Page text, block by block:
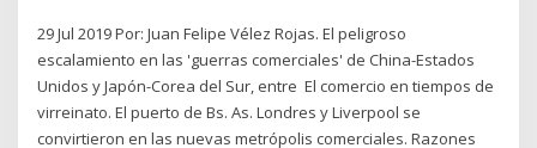
29 Jul 2019 Por: Juan Felipe Vélez Rojas. El peligroso
escalamiento en las 'guerras comerciales' de China-Estados
Unidos y Japón-Corea del Sur, entre El comercio en tiempos de
virreinato. El puerto de Bs. As. Londres y Liverpool se
convirtieron en las nuevas metrópolis comerciales. Razones